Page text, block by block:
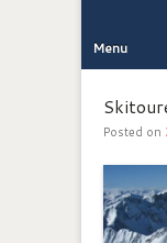
Menu
Posted on